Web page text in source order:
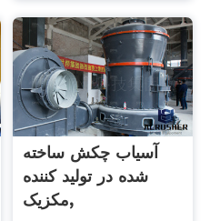
آسیاب چکش ساخته
شده در تولید کننده
مکزیک,